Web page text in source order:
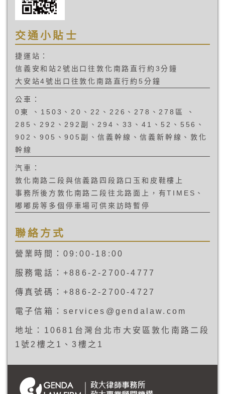
交通小貼士
捷運站：
信義安和站2號出口往敦化南路直行約3分鐘
大安站4號出口往敦化南路直行約5分鐘
公車：
0東 、1503、20、22、226、278、278區 、
285、292、292副、294、33、41、52、556、
902、905、905副、信義幹線、信義新幹線、敦化
幹線
汽車：
敦化南路二段與信義路四段路口玉和皮鞋樓上
事務所後方敦化南路二段往北路面上，有TIMES、
嘟嘟房等多個停車場可供來訪時暫停
聯絡方式
營業時間：09:00-18:00
服務電話：+886-2-2700-4777
傳真號碼：+886-2-2700-4727
電子信箱：services@gendalaw.com
地址：10681台灣台北市大安區敦化南路二段
1號2樓之1、3樓之1